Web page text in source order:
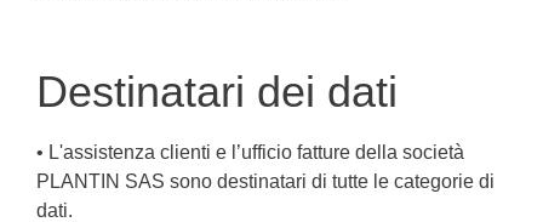
Destinatari dei dati
• L'assistenza clienti e l’ufficio fatture della società
PLANTIN SAS sono destinatari di tutte le categorie di
dati.